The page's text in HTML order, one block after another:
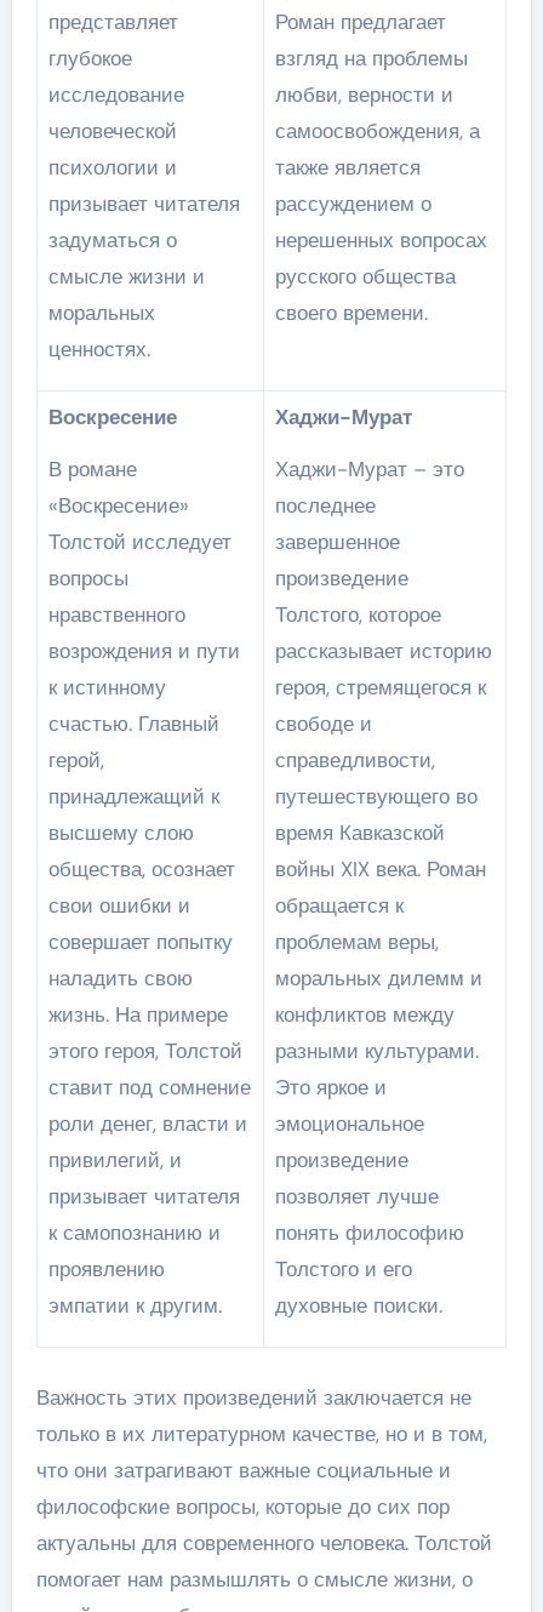
представляет
глубокое
исследование
человеческой
психологии и
призывает читателя
задуматься о
смысле жизни и
моральных
ценностях.
Роман предлагает
взгляд на проблемы
любви, верности и
самоосвобождения, а
также является
рассуждением о
нерешенных вопросах
русского общества
своего времени.
Воскресение
В романе
«Воскресение»
Толстой исследует
вопросы
нравственного
возрождения и пути
к истинному
счастью. Главный
герой,
принадлежащий к
высшему слою
общества, осознает
свои ошибки и
совершает попытку
наладить свою
жизнь. На примере
этого героя, Толстой
ставит под сомнение
роли денег, власти и
привилегий, и
призывает читателя
к самопознанию и
проявлению
эмпатии к другим.
Хаджи-Мурат
Хаджи-Мурат – это
последнее
завершенное
произведение
Толстого, которое
рассказывает историю
героя, стремящегося к
свободе и
справедливости,
путешествующего во
время Кавказской
войны XIX века. Роман
обращается к
проблемам веры,
моральных дилемм и
конфликтов между
разными культурами.
Это яркое и
эмоциональное
произведение
позволяет лучше
понять философию
Толстого и его
духовные поиски.
Важность этих произведений заключается не
только в их литературном качестве, но и в том,
что они затрагивают важные социальные и
философские вопросы, которые до сих пор
актуальны для современного человека. Толстой
помогает нам размышлять о смысле жизни, о